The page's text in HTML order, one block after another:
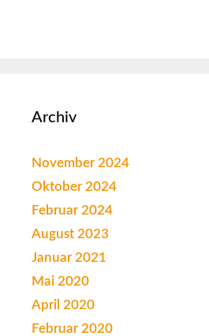
Archiv
November 2024
Oktober 2024
Februar 2024
August 2023
Januar 2021
Mai 2020
April 2020
Februar 2020